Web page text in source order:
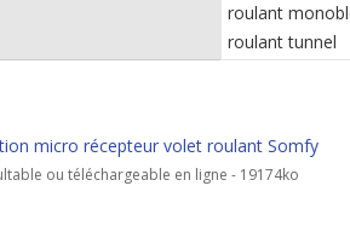
roulant
roulant tunnel
micro récepteur volet roulant Somfy
ou téléchargeable en ligne - 19174ko